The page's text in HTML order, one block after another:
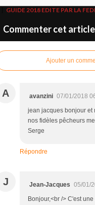
GUIDE 2018 EDITE PAR LA
Commenter cet article
Ajouter un
A avanzini 07/01/2018
jean jacques bonjour et
nos fidèles pêcheurs
Serge
Répondre
J Jean-Jacques 05/01/
Bonjour,<br /> C'est